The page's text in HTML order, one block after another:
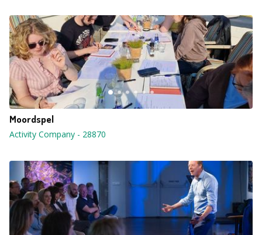
Moordspel
Activity Company - 28870